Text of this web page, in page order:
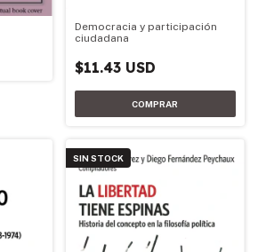
Democracia y participación
ciudadana
$11.43 USD
SIN STOCK